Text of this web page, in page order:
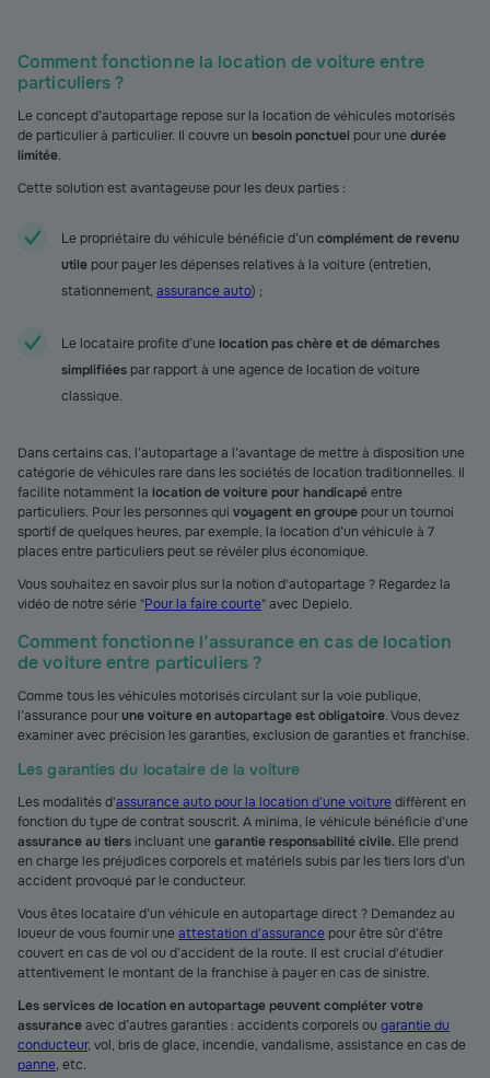
Comment fonctionne la location de voiture entre
particuliers ?
Le concept d’autopartage repose sur la location de véhicules motorisés
de particulier à particulier. Il couvre unbesoin ponctuel pour unedurée
limitée.
Cette solution est avantageuse pour les deux parties :
Le propriétaire du véhicule bénéficie d’uncomplément de revenu
utile pour payer les dépenses relatives à la voiture (entretien,
stationnement, assurance auto) ;
Le locataire profite d’unelocation pas chère et de démarches
simplifiées par rapport à une agence de location de voiture
classique.
Dans certains cas, l’autopartage a l’avantage de mettre à disposition une
catégorie de véhicules rare dans les sociétés de location traditionnelles. Il
facilite notamment la location de voiture pour handicapéentre
particuliers. Pour les personnes qui voyagent en groupe pour un tournoi
sportif de quelques heures, par exemple, la location d’un véhicule à 7
places entre particuliers peut se révéler plus économique.
Vous souhaitez en savoir plus sur la notion d'autopartage ? Regardez la
vidéo de notre série "Pour la faire courte" avec Depielo.
Comment fonctionne l’assurance en cas de location
de voiture entre particuliers ?
Comme tous les véhicules motorisés circulant sur la voie publique,
l’assurance pourune voiture en autopartage est obligatoire. Vous devez
examiner avec précision les garanties, exclusion de garanties et franchise.
Les garanties du locataire de la voiture
Les modalités d'assurance auto pour la location d’une voiturediffèrent en
fonction du type de contrat souscrit. A minima, le véhicule bénéficie d’une
assurance au tiers incluant unegarantie responsabilité civile. Elle prend
en charge les préjudices corporels et matériels subis par les tiers lors d’un
accident provoqué par le conducteur.
Vous êtes locataire d’un véhicule en autopartage direct ? Demandez au
loueur de vous fournir uneattestation d’assurance pour être sûr d’être
couvert en cas de vol ou d’accident de la route. Il est crucial d'étudier
attentivement le montant de la franchise à payer en cas de sinistre.
Les services de location en autopartage peuvent compléter votre
assuranceavec d’autres garanties : accidents corporels ou garantie du
conducteur, vol, bris de glace, incendie, vandalisme, assistance en cas de
panne, etc.